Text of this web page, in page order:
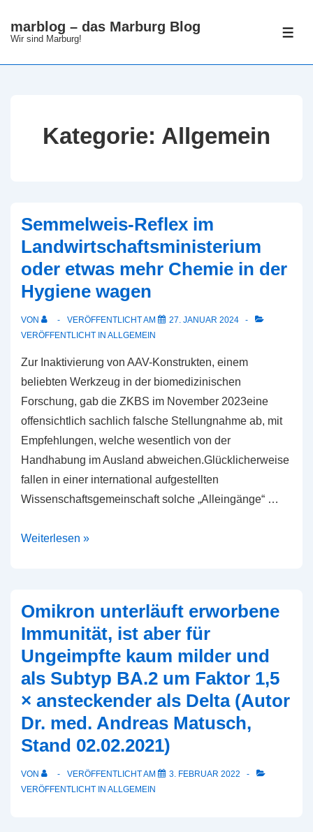
Zummarblog – das Marburg Blog
Wir sind Marburg!
Kategorie: Allgemein
Semmelweis-Reflex im
Landwirtschaftsministerium
oder etwas mehr Chemie in der
Hygiene wagen
VON VERÖFFENTLICHT AM
27. JANUAR 2024
VERÖFFENTLICHT IN ALLGEMEIN
Zur Inaktivierung von AAV-Konstrukten, einem
beliebten Werkzeug in der biomedizinischen
Forschung, gab die ZKBS im November 2023eine
offensichtlich sachlich falsche Stellungnahme ab, mit
Empfehlungen, welche wesentlich von der
Handhabung im Ausland abweichen.Glücklicherweise
fallen in einer international aufgestellten
Wissenschaftsgemeinschaft solche „Alleingänge“ …
Semmelweis-
oder
etwas
mehr
Chemie
in
Hygiene
wagen
Weiterlesen »
Omikron unterläuft erworbene
Immunität, ist aber für
Ungeimpfte kaum milder und
als Subtyp BA.2 um Faktor 1,5
× ansteckender als Delta (Autor
Dr. med. Andreas Matusch,
Stand 02.02.2021)
VON VERÖFFENTLICHT AM
3. FEBRUAR 2022
VERÖFFENTLICHT IN ALLGEMEIN